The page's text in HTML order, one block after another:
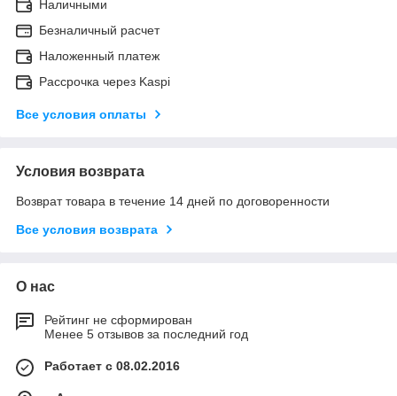
Наличными
Безналичный расчет
Наложенный платеж
Рассрочка через Kaspi
Все условия оплаты
Условия возврата
Возврат товара в течение 14 дней по договоренности
Все условия возврата
О нас
Рейтинг не сформирован
Менее 5 отзывов за последний год
Работает с 08.02.2016